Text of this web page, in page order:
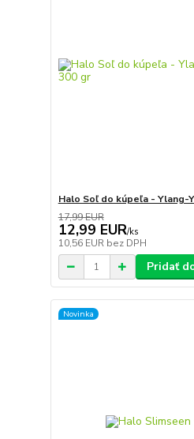
Halo Soľ do kúpeľa - Ylang-
17,99 EUR
12,99 EUR/ks
10,56 EUR bez DPH
Pridať
Novinka